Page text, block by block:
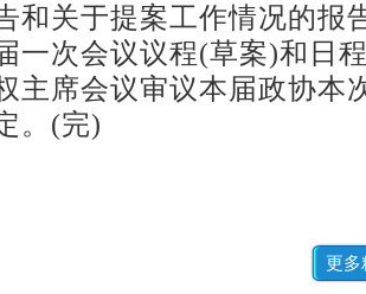
和关于提案工作情况的报
一次会议议程(草案)和日
主席会议审议本届政协本
。(完)
更多